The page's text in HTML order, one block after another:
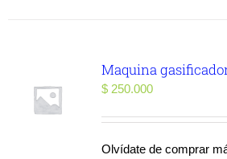
Maquina
$250.000
Olvídate de comprar